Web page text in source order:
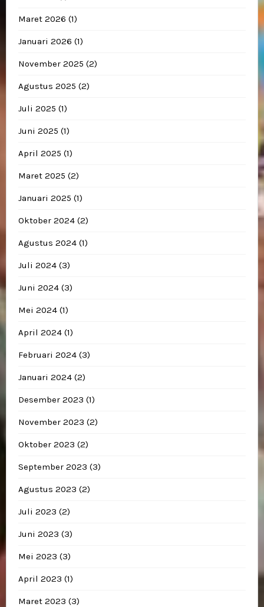
Maret 2026 (1)
Januari 2026 (1)
November 2025 (2)
Agustus 2025 (2)
Juli 2025 (1)
Juni 2025 (1)
April 2025 (1)
Maret 2025 (2)
Januari 2025 (1)
Oktober 2024 (2)
Agustus 2024 (1)
Juli 2024 (3)
Juni 2024 (3)
Mei 2024 (1)
April 2024 (1)
Februari 2024 (3)
Januari 2024 (2)
Desember 2023 (1)
November 2023 (2)
Oktober 2023 (2)
September 2023 (3)
Agustus 2023 (2)
Juli 2023 (2)
Juni 2023 (3)
Mei 2023 (3)
April 2023 (1)
Maret 2023 (3)